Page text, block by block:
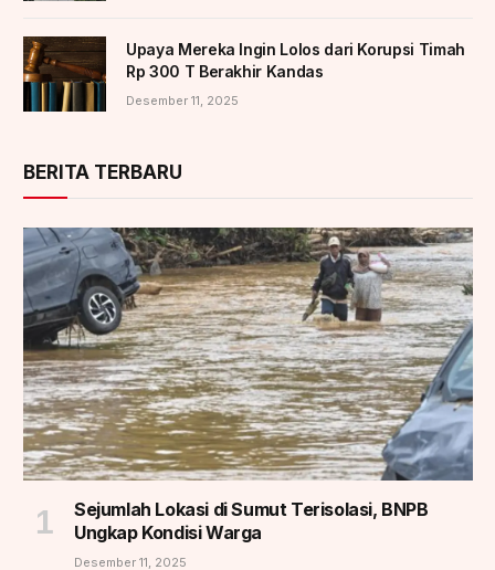
Upaya Mereka Ingin Lolos dari Korupsi Timah
Rp 300 T Berakhir Kandas
Desember 11, 2025
BERITA TERBARU
Sejumlah Lokasi di Sumut Terisolasi, BNPB
Ungkap Kondisi Warga
Desember 11, 2025